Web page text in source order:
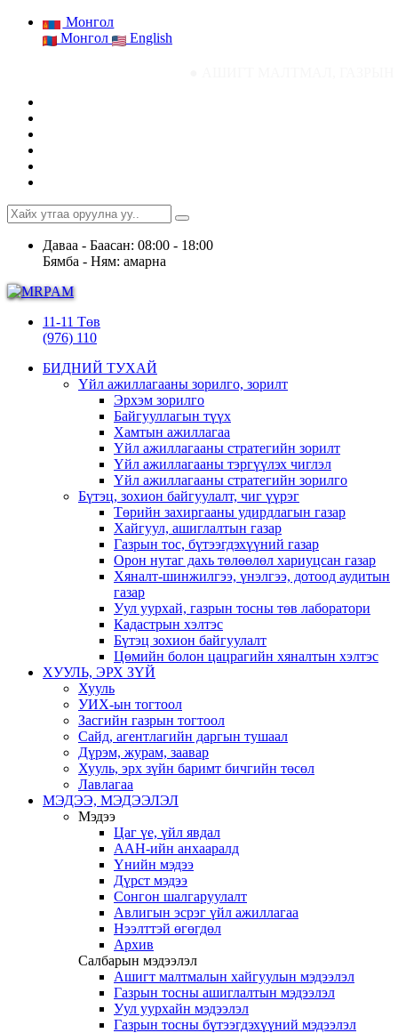
Монгол
Монгол
English
Даваа - Баасан: 08:00 - 18:00
Бямба - Ням: амарна
11-11 Төв
(976) 110
БИДНИЙ ТУХАЙ
Үйл ажиллагааны зорилго, зорилт
Эрхэм зорилго
Байгууллагын түүх
Хамтын ажиллагаа
Үйл ажиллагааны стратегийн зорилт
Үйл ажиллагааны тэргүүлэх чиглэл
Үйл ажиллагааны стратегийн зорилго
Бүтэц, зохион байгуулалт, чиг үүрэг
Төрийн захиргааны удирдлагын газар
Хайгуул, ашиглалтын газар
Газрын тос, бүтээгдэхүүний газар
Орон нутаг дахь төлөөлөл хариуцсан газар
Хяналт-шинжилгээ, үнэлгээ, дотоод аудитын
газар
Уул уурхай, газрын тосны төв лаборатори
Кадастрын хэлтэс
Бүтэц зохион байгуулалт
Цөмийн болон цацрагийн хяналтын хэлтэс
ХУУЛЬ, ЭРХ ЗҮЙ
Хууль
УИХ-ын тогтоол
Засгийн газрын тогтоол
Сайд, агентлагийн даргын тушаал
Дүрэм, журам, заавар
Хууль, эрх зүйн баримт бичгийн төсөл
Лавлагаа
МЭДЭЭ, МЭДЭЭЛЭЛ
Мэдээ
Цаг үе, үйл явдал
ААН-ийн анхааралд
Үнийн мэдээ
Дүрст мэдээ
Сонгон шалгаруулалт
Авлигын эсрэг үйл ажиллагаа
Нээлттэй өгөгдөл
Архив
Салбарын мэдээлэл
Ашигт малтмалын хайгуулын мэдээлэл
Газрын тосны ашиглалтын мэдээлэл
Уул уурхайн мэдээлэл
Газрын тосны бүтээгдэхүүний мэдээлэл